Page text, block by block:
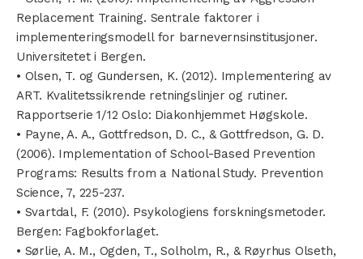
Replacement Training. Sentrale faktorer i
implementeringsmodell for barnevernsinstitusjoner.
Universitetet i Bergen.
• Olsen, T. og Gundersen, K. (2012). Implementering av
ART. Kvalitetssikrende retningslinjer og rutiner.
Rapportserie 1/12 Oslo: Diakonhjemmet Høgskole.
• Payne, A. A., Gottfredson, D. C., & Gottfredson, G. D.
(2006). Implementation of School-Based Prevention
Programs: Results from a National Study. Prevention
Science, 7, 225-237.
• Svartdal, F. (2010). Psykologiens forskningsmetoder.
Bergen: Fagbokforlaget.
• Sørlie, A. M., Ogden, T., Solholm, R., & Røyrhus Olseth,